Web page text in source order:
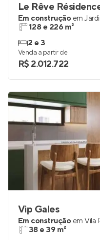
Le Rêve
Em construção em
128 e 226 m²
2 e 3
Venda a partir de
R$ 2.012.722
Vip Gales
Em construção em Vila
38 e 39 m²